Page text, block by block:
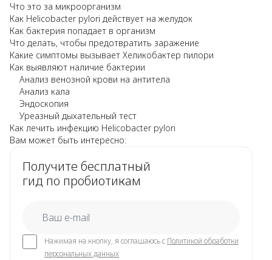
Что это за микроорганизм
Как Helicobacter pylori действует на желудок
Как бактерия попадает в организм
Что делать, чтобы предотвратить заражение
Какие симптомы вызывает Хеликобактер пилори
Как выявляют наличие бактерии
Анализ венозной крови на антитела
Анализ кала
Эндоскопия
Уреазный дыхательный тест
Как лечить инфекцию Helicobacter pylori
Вам может быть интересно:
Получите бесплатный
гид по пробиотикам
Нажимая на кнопку, я соглашаюсь с Политикой обработки
персональных данных